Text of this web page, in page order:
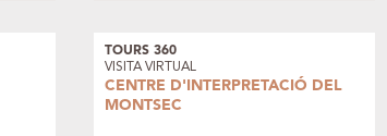
TOURS 360
VISITA VIRTUAL
CENTRE D'INTERPRETACIÓ DEL
MONTSEC